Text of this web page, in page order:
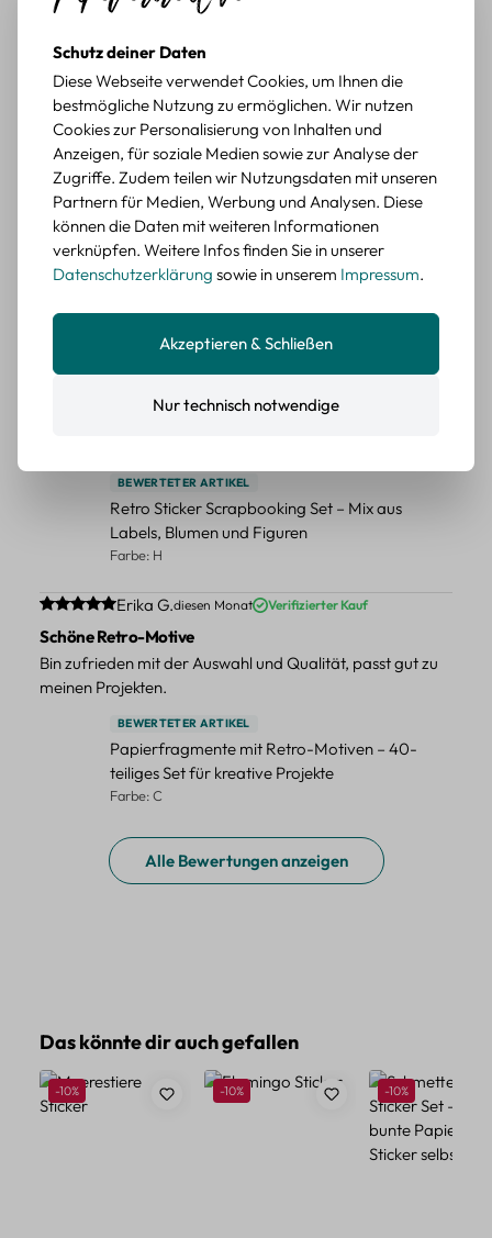
Retro Briefmarken Sticker Set – 45 Papier-
Sticker mit Wald- und Tiermotiven
Durchschnittliche Bewertung von 5 von 5 Sternen
Erika G.diesen Monat Verifizierter Kauf
Schöne Motive
Die Sticker passen gut zu meinen Büchern, würde sie
wieder kaufen.
BEWERTETER ARTIKEL
Retro Blumen Sticker Set – 45 Stück mit 15
Farbe: F
Schöne Deko-Teile für meine Bücher, es passt zu meinem
BEWERTETER ARTIKEL
Retro Sticker Scrapbooking Set – Mix aus
Labels, Blumen und Figuren
Farbe: H
Durchschnittliche Bewertung von 5 von 5 Sternen
Erika G.diesen Monat Verifizierter Kauf
Schöne Retro-Motive
Bin zufrieden mit der Auswahl und Qualität, passt gut zu
meinen Projekten.
BEWERTETER ARTIKEL
Papierfragmente mit Retro-Motiven – 40-
teiliges Set für kreative Projekte
Farbe: C
Alle Bewertungen anzeigen
Produktgalerie überspringen
Das könnte dir auch gefallen
Rabatt
-10% Rabatt
-10% Rabatt
-10%
Schutz deiner Daten
Diese Webseite verwendet Cookies, um Ihnen die
bestmögliche Nutzung zu ermöglichen. Wir nutzen
Cookies zur Personalisierung von Inhalten und
Anzeigen, für soziale Medien sowie zur Analyse der
Zugriffe. Zudem teilen wir Nutzungsdaten mit unseren
Partnern für Medien, Werbung und Analysen. Diese
können die Daten mit weiteren Informationen
verknüpfen. Weitere Infos finden Sie in unserer
Datenschutzerklärung sowie in unserem Impressum.
Nur technisch notwendige
Akzeptieren & Schließen